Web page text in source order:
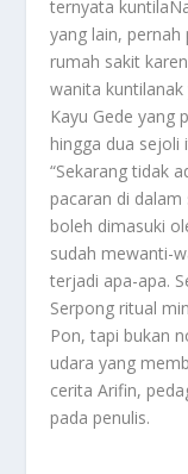
ternyata
yang lain,
rumah sakit
wanita
Kayu Gede yang
hingga dua sejoli
“Sekarang tidak
pacaran di
boleh dimasuki
sudah mewanti-
terjadi apa-apa.
Serpong ritual
Pon, tapi bukan
udara yang
cerita Arifin,
pada penulis.